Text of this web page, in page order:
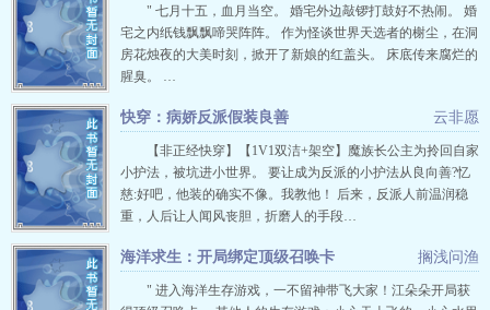
" 七月十五，血月当空。 婚宅外边敲锣打鼓好不热闹。 婚
宅之内纸钱飘飘啼哭阵阵。 作为怪谈世界天选者的榭尘，在洞
房花烛夜的大美时刻，掀开了新娘的红盖头。 床底传来腐烂的
腥臭。 …
云非愿
快穿：病娇反派假装良善
【非正经快穿】【1V1双洁+架空】魔族长公主为拎回自家
小护法，被坑进小世界。 要让成为反派的小护法从良向善?忆
慈:好吧，他装的确实不像。我教他！ 后来，反派人前温润稳
重，人后让人闻风丧胆，折磨人的手段…
搁浅问渔
海洋求生：开局绑定顶级召唤卡
" 进入海洋生存游戏，一不留神带飞大家！江朵朵开局获